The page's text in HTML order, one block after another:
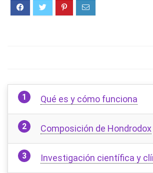
Qué es y cómo funciona
Composición de Hondrodox
Investigación científica y